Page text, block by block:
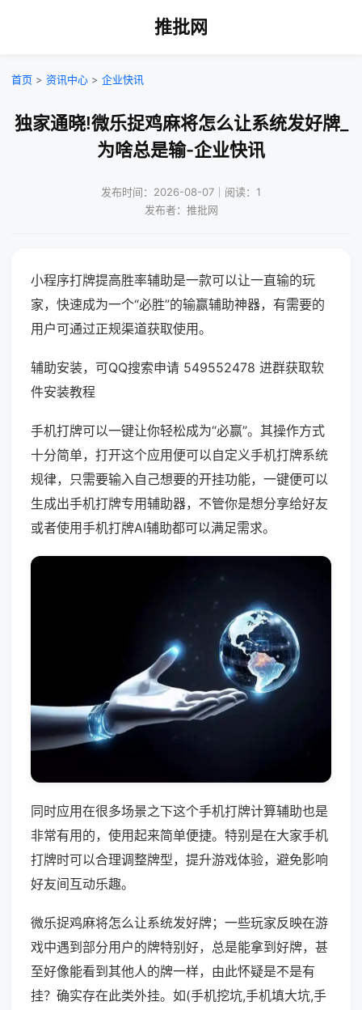
推批网
首页 > 资讯中心 > 企业快讯
独家通晓!微乐捉鸡麻将怎么让系统发好牌_
为啥总是输-企业快讯
发布时间：2026-08-07｜阅读：1
发布者：推批网
小程序打牌提高胜率辅助是一款可以让一直输的玩
家，快速成为一个“必胜”的输赢辅助神器，有需要的
用户可通过正规渠道获取使用。
辅助安装，可QQ搜索申请 549552478 进群获取软
件安装教程
手机打牌可以一键让你轻松成为“必赢”。其操作方式
十分简单，打开这个应用便可以自定义手机打牌系统
规律，只需要输入自己想要的开挂功能，一键便可以
生成出手机打牌专用辅助器，不管你是想分享给好友
或者使用手机打牌AI辅助都可以满足需求。
同时应用在很多场景之下这个手机打牌计算辅助也是
非常有用的，使用起来简单便捷。特别是在大家手机
打牌时可以合理调整牌型，提升游戏体验，避免影响
好友间互动乐趣。
微乐捉鸡麻将怎么让系统发好牌；一些玩家反映在游
戏中遇到部分用户的牌特别好，总是能拿到好牌，甚
至好像能看到其他人的牌一样，由此怀疑是不是有
挂？确实存在此类外挂。如(手机挖坑,手机填大坑,手